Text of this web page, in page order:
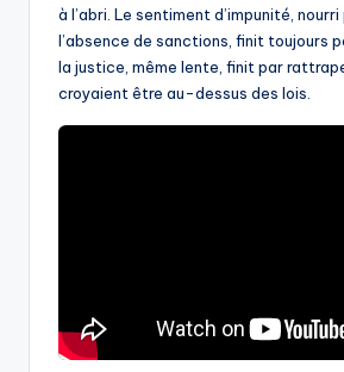
à l’abri. Le sentiment d’impunité,
l’absence de sanctions, finit toujours
la justice, même lente, finit par
croyaient être au-dessus des lois.